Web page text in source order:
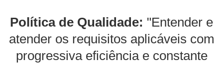
Política de Qualidade: "Entender e
atender os requisitos aplicáveis com
progressiva eficiência e constante